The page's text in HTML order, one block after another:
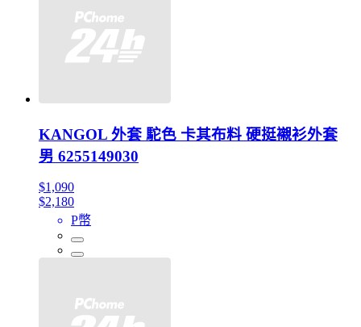
KANGOL 外套 駝色 卡其布料 硬挺襯衫外套
男 6255149030
$1,090
$2,180
P幣